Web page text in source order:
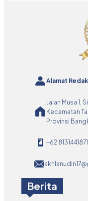
Alamat
Jalan Musa 1,
Kecamatan
Provinsi
+62
Berita